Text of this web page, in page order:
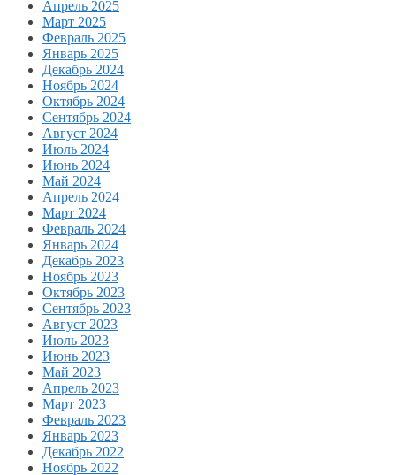
Апрель 2025
Март 2025
Февраль 2025
Январь 2025
Декабрь 2024
Ноябрь 2024
Октябрь 2024
Сентябрь 2024
Август 2024
Июль 2024
Июнь 2024
Май 2024
Апрель 2024
Март 2024
Февраль 2024
Январь 2024
Декабрь 2023
Ноябрь 2023
Октябрь 2023
Сентябрь 2023
Август 2023
Июль 2023
Июнь 2023
Май 2023
Апрель 2023
Март 2023
Февраль 2023
Январь 2023
Декабрь 2022
Ноябрь 2022